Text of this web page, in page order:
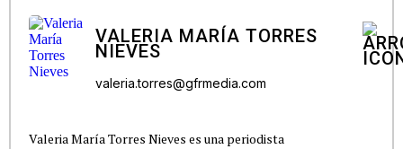
VALERIA MARÍA TORRES
NIEVES
valeria.torres@gfrmedia.com
Valeria María Torres Nieves es una periodista